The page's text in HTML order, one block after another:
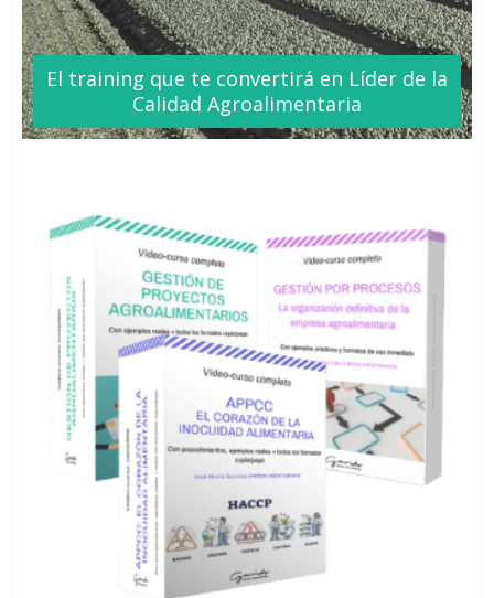
El training que te convertirá en Líder de la
Calidad Agroalimentaria